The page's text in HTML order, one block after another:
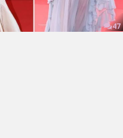
47